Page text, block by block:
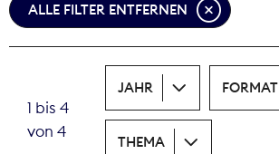
Nova Award
Pressefreiheit
Print
ALLE FILTER ENTFERNEN
1 bis 4
von 4
JAHR FORMAT
THEMA